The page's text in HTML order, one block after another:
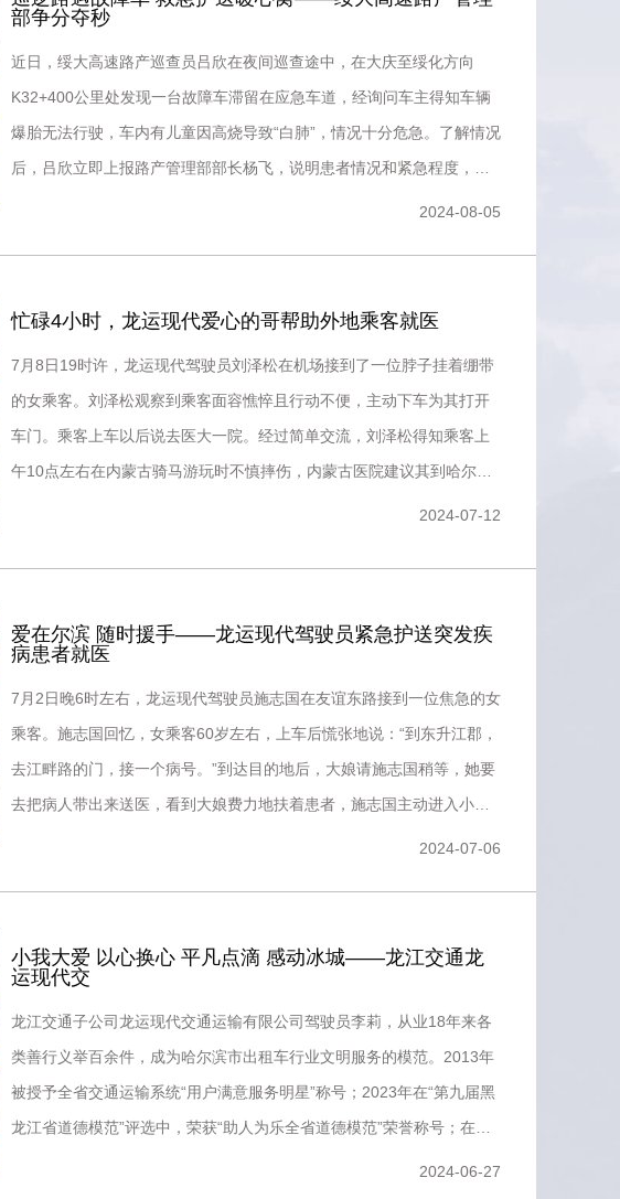
部争分夺秒
近日，绥大高速路产巡查员吕欣在夜间巡查途中，在大庆至绥化方向
K32+400公里处发现一台故障车滞留在应急车道，经询问车主得知车辆
爆胎无法行驶，车内有儿童因高烧导致“白肺”，情况十分危急。了解情况
后，吕欣立即上报路产管理部部长杨飞，说明患者情况和紧急程度，杨
2024-08-05
忙碌4小时，龙运现代爱心的哥帮助外地乘客就医
7月8日19时许，龙运现代驾驶员刘泽松在机场接到了一位脖子挂着绷带
的女乘客。刘泽松观察到乘客面容憔悴且行动不便，主动下车为其打开
车门。乘客上车以后说去医大一院。经过简单交流，刘泽松得知乘客上
午10点左右在内蒙古骑马游玩时不慎摔伤，内蒙古医院建议其到哈尔滨
2024-07-12
爱在尔滨 随时援手——龙运现代驾驶员紧急护送突发疾
病患者就医
7月2日晚6时左右，龙运现代驾驶员施志国在友谊东路接到一位焦急的女
乘客。施志国回忆，女乘客60岁左右，上车后慌张地说：“到东升江郡，
去江畔路的门，接一个病号。”到达目的地后，大娘请施志国稍等，她要
去把病人带出来送医，看到大娘费力地扶着患者，施志国主动进入小
2024-07-06
小我大爱 以心换心 平凡点滴 感动冰城——龙江交通龙
运现代交
龙江交通子公司龙运现代交通运输有限公司驾驶员李莉，从业18年来各
类善行义举百余件，成为哈尔滨市出租车行业文明服务的模范。2013年
被授予全省交通运输系统“用户满意服务明星”称号；2023年在“第九届黑
龙江省道德模范”评选中，荣获“助人为乐全省道德模范”荣誉称号；在省
2024-06-27